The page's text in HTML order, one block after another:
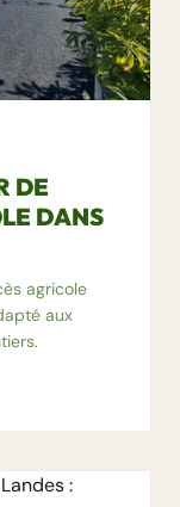
DE
DANS
agricole
aux